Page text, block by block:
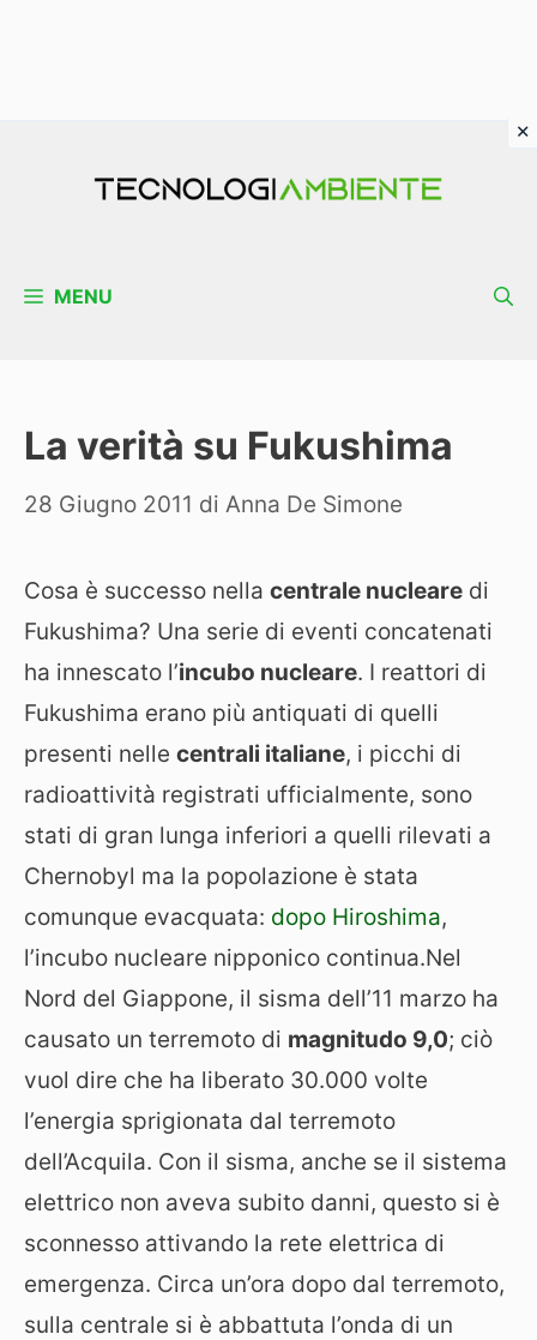
MENU
La verità su Fukushima
28 Giugno 2011 di Anna De Simone
Cosa è successo nella centrale nucleare di
Fukushima? Una serie di eventi concatenati
ha innescato l’incubo nucleare. I reattori di
Fukushima erano più antiquati di quelli
presenti nelle centrali italiane, i picchi di
radioattività registrati ufficialmente, sono
stati di gran lunga inferiori a quelli rilevati a
Chernobyl ma la popolazione è stata
comunque evacquata: dopo Hiroshima,
l’incubo nucleare nipponico continua.Nel
Nord del Giappone, il sisma dell’11 marzo ha
causato un terremoto di magnitudo 9,0; ciò
vuol dire che ha liberato 30.000 volte
l’energia sprigionata dal terremoto
dell’Acquila. Con il sisma, anche se il sistema
elettrico non aveva subito danni, questo si è
sconnesso attivando la rete elettrica di
emergenza. Circa un’ora dopo dal terremoto,
sulla centrale si è abbattuta l’onda di un